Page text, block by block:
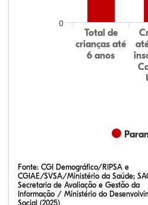
Total de
crianças até
6 anos
0
Fonte: CGI Demográfico/RIPSA e
CGIAE/SVSA/Ministério da Saúde;
Secretaria de Avaliação e Gestão da
Informação / Ministério do
Social (2025)